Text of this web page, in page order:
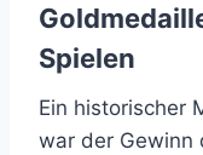
Spielen
Ein historischer
war der Gewinn